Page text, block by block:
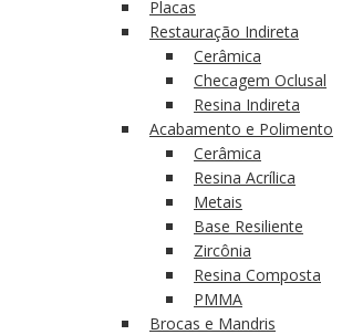
Placas
Restauração Indireta
Cerâmica
Checagem Oclusal
Resina Indireta
Acabamento e Polimento
Cerâmica
Resina Acrílica
Metais
Base Resiliente
Zircônia
Resina Composta
PMMA
Brocas e Mandris